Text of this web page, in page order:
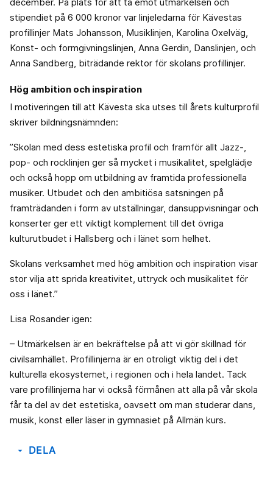
december. På plats för att ta emot utmärkelsen och
stipendiet på 6 000 kronor var linjeledarna för Kävestas
profillinjer Mats Johansson, Musiklinjen, Karolina Oxelväg,
Konst- och formgivningslinjen, Anna Gerdin, Danslinjen, och
Anna Sandberg, biträdande rektor för skolans profillinjer.
Hög ambition och inspiration
I motiveringen till att Kävesta ska utses till årets kulturprofil
skriver bildningsnämnden:
”Skolan med dess estetiska profil och framför allt Jazz-,
pop- och rocklinjen ger så mycket i musikalitet, spelglädje
och också hopp om utbildning av framtida professionella
musiker. Utbudet och den ambitiösa satsningen på
framträdanden i form av utställningar, dansuppvisningar och
konserter ger ett viktigt komplement till det övriga
kulturutbudet i Hallsberg och i länet som helhet.
Skolans verksamhet med hög ambition och inspiration visar
stor vilja att sprida kreativitet, uttryck och musikalitet för
oss i länet.”
Lisa Rosander igen:
– Utmärkelsen är en bekräftelse på att vi gör skillnad för
civilsamhället. Profillinjerna är en otroligt viktig del i det
kulturella ekosystemet, i regionen och i hela landet. Tack
vare profillinjerna har vi också förmånen att alla på vår skola
får ta del av det estetiska, oavsett om man studerar dans,
musik, konst eller läser in gymnasiet på Allmän kurs.
arrow_drop_down DELA